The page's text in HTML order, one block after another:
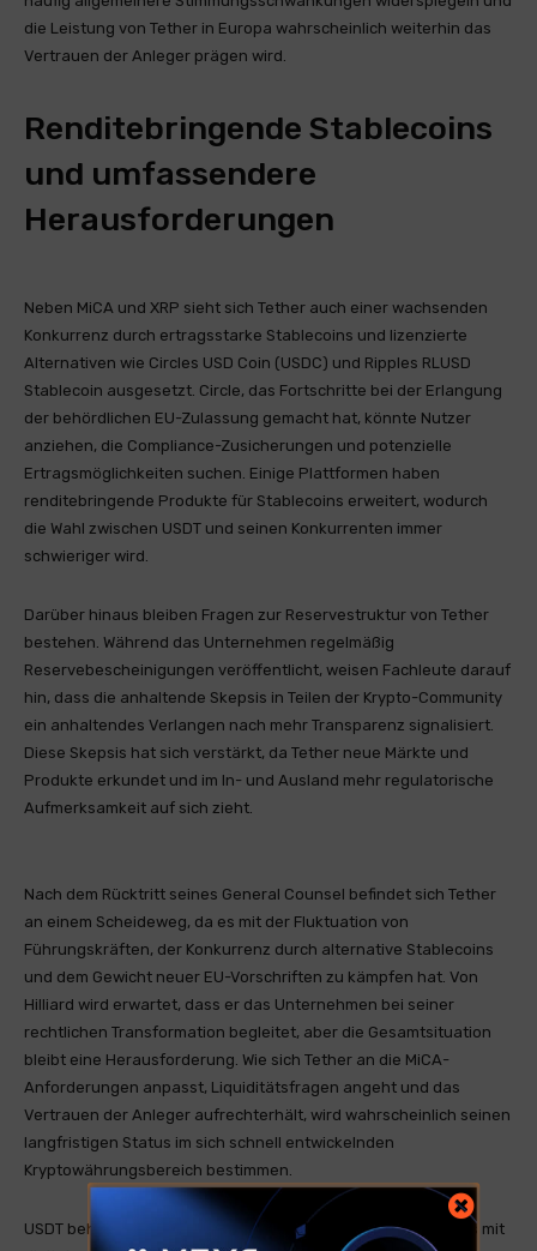
die Leistung von Tether in Europa wahrscheinlich weiterhin das
Vertrauen der Anleger prägen wird.
Renditebringende Stablecoins
und umfassendere
Herausforderungen
Neben MiCA und XRP sieht sich Tether auch einer wachsenden
Konkurrenz durch ertragsstarke Stablecoins und lizenzierte
Alternativen wie Circles USD Coin (USDC) und Ripples RLUSD
Stablecoin ausgesetzt. Circle, das Fortschritte bei der Erlangung
der behördlichen EU-Zulassung gemacht hat, könnte Nutzer
anziehen, die Compliance-Zusicherungen und potenzielle
Ertragsmöglichkeiten suchen. Einige Plattformen haben
renditebringende Produkte für Stablecoins erweitert, wodurch
die Wahl zwischen USDT und seinen Konkurrenten immer
schwieriger wird.
Darüber hinaus bleiben Fragen zur Reservestruktur von Tether
bestehen. Während das Unternehmen regelmäßig
Reservebescheinigungen veröffentlicht, weisen Fachleute darauf
hin, dass die anhaltende Skepsis in Teilen der Krypto-Community
ein anhaltendes Verlangen nach mehr Transparenz signalisiert.
Diese Skepsis hat sich verstärkt, da Tether neue Märkte und
Produkte erkundet und im In- und Ausland mehr regulatorische
Aufmerksamkeit auf sich zieht.
Nach dem Rücktritt seines General Counsel befindet sich Tether
an einem Scheideweg, da es mit der Fluktuation von
Führungskräften, der Konkurrenz durch alternative Stablecoins
und dem Gewicht neuer EU-Vorschriften zu kämpfen hat. Von
Hilliard wird erwartet, dass er das Unternehmen bei seiner
rechtlichen Transformation begleitet, aber die Gesamtsituation
bleibt eine Herausforderung. Wie sich Tether an die MiCA-
Anforderungen anpasst, Liquiditätsfragen angeht und das
Vertrauen der Anleger aufrechterhält, wird wahrscheinlich seinen
langfristigen Status im sich schnell entwickelnden
Kryptowährungsbereich bestimmen.
USDT behält vorerst seinen Status als Eckpfeiler des Handels mit